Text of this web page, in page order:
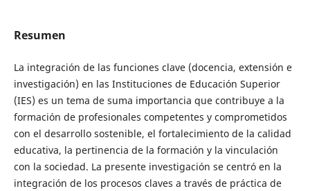
Resumen
La integración de las funciones clave (docencia, extensión e
investigación) en las Instituciones de Educación Superior
(IES) es un tema de suma importancia que contribuye a la
formación de profesionales competentes y comprometidos
con el desarrollo sostenible, el fortalecimiento de la calidad
educativa, la pertinencia de la formación y la vinculación
con la sociedad. La presente investigación se centró en la
integración de los procesos claves a través de práctica de